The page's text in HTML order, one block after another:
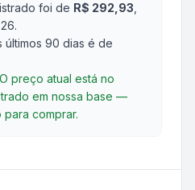
foi de R$ 292,93
.
últimos 90 dias é de
O preço atual está no
em nossa base —
comprar.